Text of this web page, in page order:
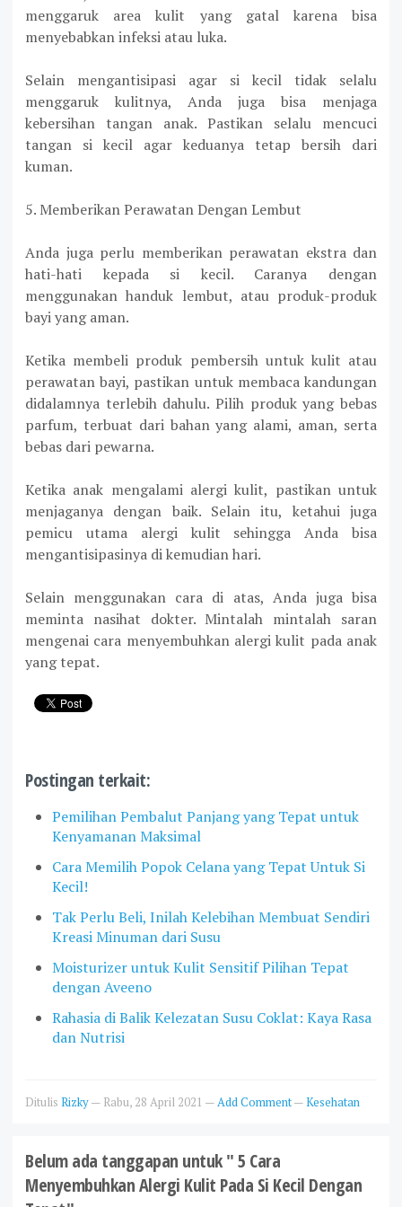
menggaruk area kulit yang gatal karena bisa
menyebabkan infeksi atau luka.
Selain mengantisipasi agar si kecil tidak selalu
menggaruk kulitnya, Anda juga bisa menjaga
kebersihan tangan anak. Pastikan selalu mencuci
tangan si kecil agar keduanya tetap bersih dari
kuman.
5. Memberikan Perawatan Dengan Lembut
Anda juga perlu memberikan perawatan ekstra dan
hati-hati kepada si kecil. Caranya dengan
menggunakan handuk lembut, atau produk-produk
bayi yang aman.
Ketika membeli produk pembersih untuk kulit atau
perawatan bayi, pastikan untuk membaca kandungan
didalamnya terlebih dahulu. Pilih produk yang bebas
parfum, terbuat dari bahan yang alami, aman, serta
bebas dari pewarna.
Ketika anak mengalami alergi kulit, pastikan untuk
menjaganya dengan baik. Selain itu, ketahui juga
pemicu utama alergi kulit sehingga Anda bisa
mengantisipasinya di kemudian hari.
Selain menggunakan cara di atas, Anda juga bisa
meminta nasihat dokter. Mintalah mintalah saran
mengenai cara menyembuhkan alergi kulit pada anak
yang tepat.
Postingan terkait:
Pemilihan Pembalut Panjang yang Tepat untuk
Kenyamanan Maksimal
Cara Memilih Popok Celana yang Tepat Untuk Si
Kecil!
Tak Perlu Beli, Inilah Kelebihan Membuat Sendiri
Kreasi Minuman dari Susu
Moisturizer untuk Kulit Sensitif Pilihan Tepat
dengan Aveeno
Rahasia di Balik Kelezatan Susu Coklat: Kaya Rasa
dan Nutrisi
Ditulis Rizky— Rabu, 28 April 2021 —Add Comment—Kesehatan
Belum ada tanggapan untuk " 5 Cara
Menyembuhkan Alergi Kulit Pada Si Kecil Dengan